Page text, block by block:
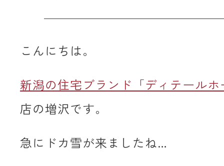
こんにちは。
新潟の住宅ブランド「ディテールホ
店の増沢です。
急にドカ雪が来ましたね…